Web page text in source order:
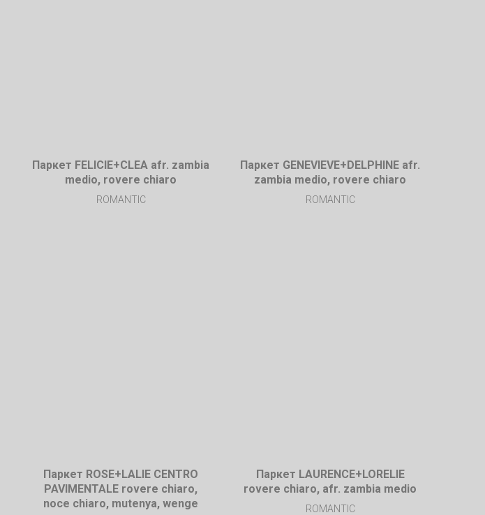
Паркет FELICIE+CLEA afr. zambia
medio, rovere chiaro
ROMANTIC
Паркет GENEVIEVE+DELPHINE afr.
zambia medio, rovere chiaro
ROMANTIC
Паркет ROSE+LALIE CENTRO
PAVIMENTALE rovere chiaro,
noce chiaro, mutenya, wenge
Паркет LAURENCE+LORELIE
rovere chiaro, afr. zambia medio
ROMANTIC